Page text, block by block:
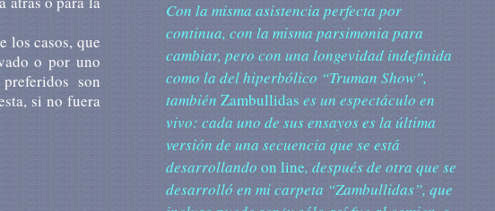
los casos, que
o por uno
son
si no fuera
Con la misma asistencia perfecta por
continua, con la misma parsimonia para
cambiar, pero con una longevidad indefinida
como la del hiperbólico “Truman Show”,
también Zambullidas es un espectáculo en
vivo: cada uno de sus ensayos es la última
versión de una secuencia que se está
desarrollando on line, después de otra que se
desarrolló en mi carpeta “Zambullidas”, que